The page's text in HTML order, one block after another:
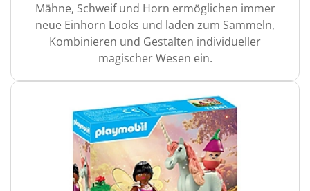
Mähne, Schweif und Horn ermöglichen immer
neue Einhorn Looks und laden zum Sammeln,
Kombinieren und Gestalten individueller
magischer Wesen ein.